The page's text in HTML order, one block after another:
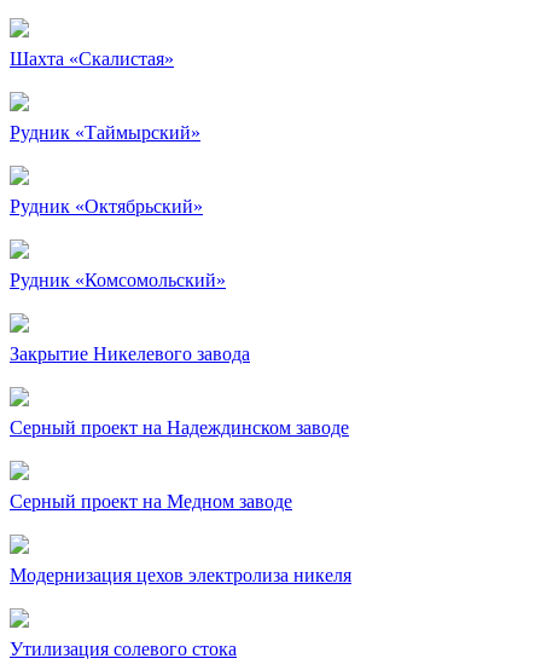
Шахта «Скалистая»
Рудник «Таймырский»
Рудник «Октябрьский»
Рудник «Комсомольский»
Закрытие Никелевого завода
Серный проект на Надеждинском заводе
Серный проект на Медном заводе
Модернизация цехов электролиза никеля
Утилизация солевого стока